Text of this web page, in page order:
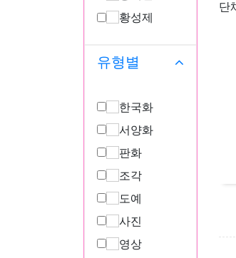
황성제
유형별
한국화
서양화
판화
조각
도예
사진
영상